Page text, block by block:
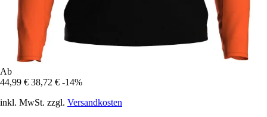
Ab
44,99 € 38,72 € -14%
inkl. MwSt. zzgl. Versandkosten